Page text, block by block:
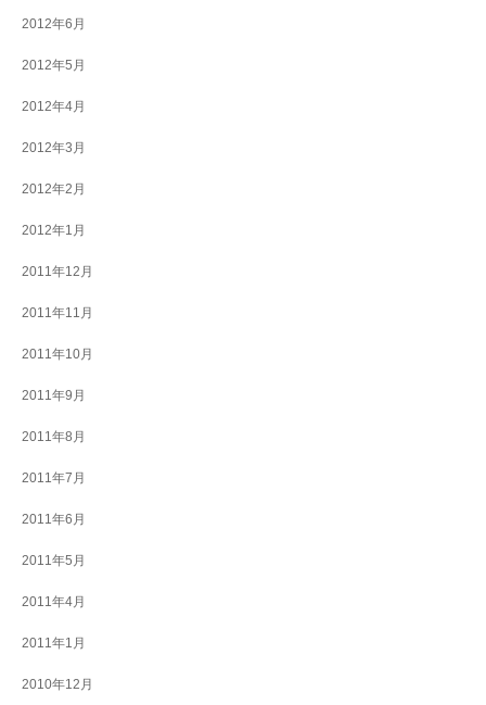
2012年6月
2012年5月
2012年4月
2012年3月
2012年2月
2012年1月
2011年12月
2011年11月
2011年10月
2011年9月
2011年8月
2011年7月
2011年6月
2011年5月
2011年4月
2011年1月
2010年12月